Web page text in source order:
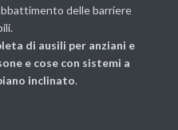
delle barriere
di ausili per anziani e
e cose con sistemi a
inclinato.